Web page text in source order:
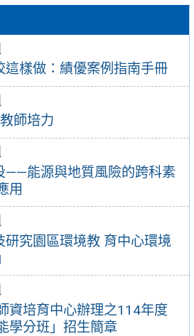
樣做：績優案例指南手冊
師培力
——能源與地質風險的跨科素
用
究園區環境教 育中心環境
資培育中心辦理之114年度
學分班」招生簡章